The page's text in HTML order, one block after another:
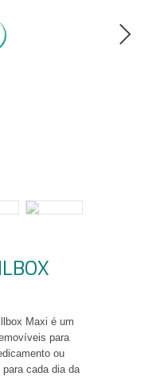
Maxi é um
para
ou
cada dia da